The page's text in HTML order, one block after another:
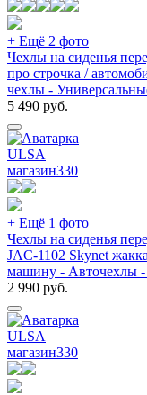
+ Ещё 2 фото
Чехлы на сиденья
про строчка /
чехлы -
5 490 руб.
ULSA
магазин330
+ Ещё 1 фото
Чехлы на сиденья
JAC-1102 Skynet
машину - Авточехлы
2 990 руб.
ULSA
магазин330